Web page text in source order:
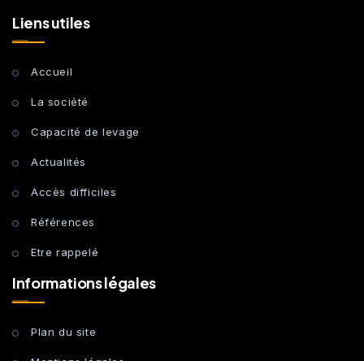
Liens utiles
Accueil
La société
Capacité de levage
Actualités
Accès difficiles
Références
Etre rappelé
Informations légales
Plan du site